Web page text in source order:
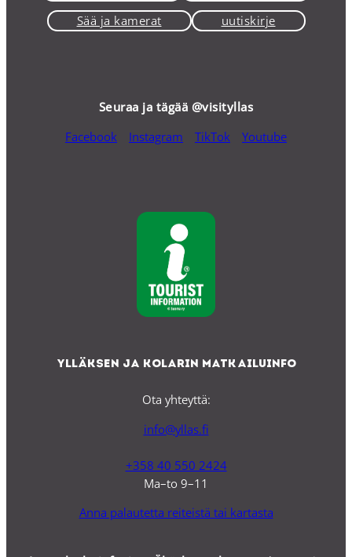
Sää ja kamerat
uutiskirje
Seuraa ja tägää @visityllas
Facebook
Instagram TikTok Youtube
Ylläksen ja Kolarin matkailuinfo
Ota yhteyttä:
info@yllas.fi
+358 40 550 2424
Ma–to 9–11
Anna palautetta reiteistä tai kartasta